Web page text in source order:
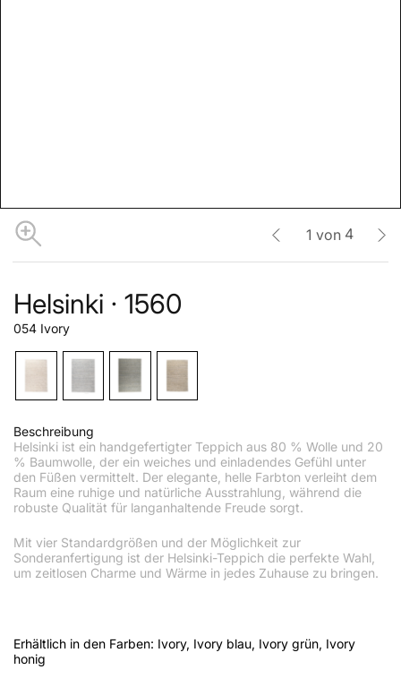
1 von 4
Helsinki · 1560
054 Ivory
Beschreibung
Helsinki ist ein handgefertigter Teppich aus 80 % Wolle und 20
% Baumwolle, der ein weiches und einladendes Gefühl unter
den Füßen vermittelt. Der elegante, helle Farbton verleiht dem
Raum eine ruhige und natürliche Ausstrahlung, während die
robuste Qualität für langanhaltende Freude sorgt.
Mit vier Standardgrößen und der Möglichkeit zur
Sonderanfertigung ist der Helsinki-Teppich die perfekte Wahl,
um zeitlosen Charme und Wärme in jedes Zuhause zu bringen.
Erhältlich in den Farben: Ivory, Ivory blau, Ivory grün, Ivory
honig